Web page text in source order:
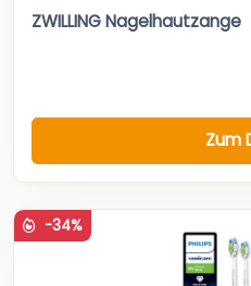
ZWILLING Nagelhautzange
Zum
-34%